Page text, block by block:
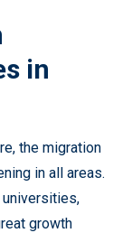
in
the migration
in all areas.
growth